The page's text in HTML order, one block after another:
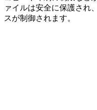
ァイルは安全に保護され
スが制御されます。